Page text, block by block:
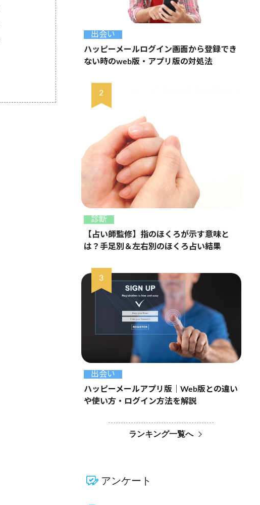
出会い
ハッピーメールログイン画面から登録でき
ない時のweb版・アプリ版の対処法
診断
【占い師監修】指のほくろが示す意味と
は？手足別＆左右別のほくろ占い結果
出会い
ハッピーメールアプリ版｜Web版との違い
や使い方・ログイン方法を解説
ランキング一覧へ
アンケート